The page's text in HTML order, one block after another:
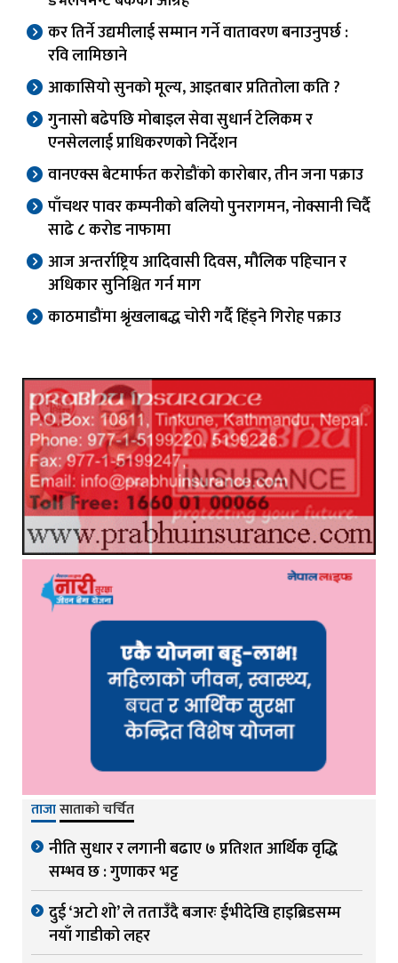
कर तिर्ने उद्यमीलाई सम्मान गर्ने वातावरण बनाउनुपर्छ :
रवि लामिछाने
आकासियो सुनको मूल्य, आइतबार प्रतितोला कति ?
गुनासो बढेपछि मोबाइल सेवा सुधार्न टेलिकम र
एनसेललाई प्राधिकरणको निर्देशन
वानएक्स बेटमार्फत करोडौंको कारोबार, तीन जना पक्राउ
पाँचथर पावर कम्पनीको बलियो पुनरागमन, नोक्सानी चिर्दै
साढे ८ करोड नाफामा
आज अन्तर्राष्ट्रिय आदिवासी दिवस, मौलिक पहिचान र
अधिकार सुनिश्चित गर्न माग
काठमाडौंमा श्रृंखलाबद्ध चोरी गर्दै हिंड्ने गिरोह पक्राउ
ताजासाताको चर्चित
नीति सुधार र लगानी बढाए ७ प्रतिशत आर्थिक वृद्धि
सम्भव छ : गुणाकर भट्ट
दुई ‘अटो शो’ ले तताउँदै बजारः ईभीदेखि हाइब्रिडसम्म
नयाँ गाडीको लहर